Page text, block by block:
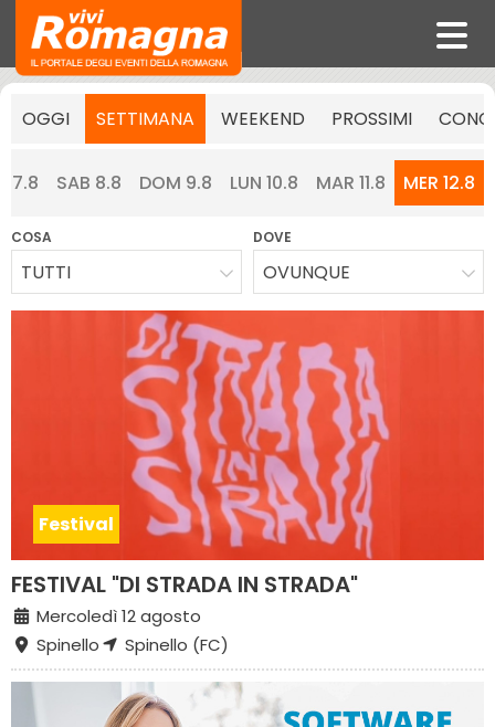
OGGI SETTIMANA WEEKEND PROSSIMI
7.8 SAB 8.8 DOM 9.8 LUN 10.8 MAR 11.8 MER 12.8
COSA
TUTTI
DOVE
OVUNQUE
Festival
FESTIVAL "DI STRADA IN STRADA"
Mercoledì 12 agosto
Spinello
Spinello (FC)